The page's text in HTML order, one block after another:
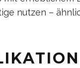
nutzen –